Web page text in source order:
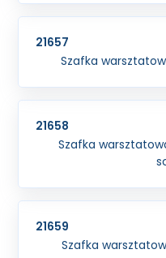
21657
Szafka
21658
Szafka
21659
Szafka